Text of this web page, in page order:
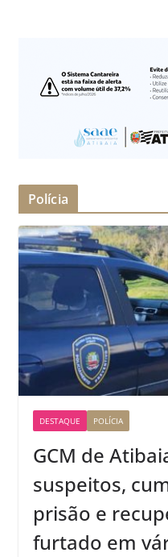
Polícia
DESTAQUE POLÍCIA
GCM de
suspeitos,
prisão e
furtado em